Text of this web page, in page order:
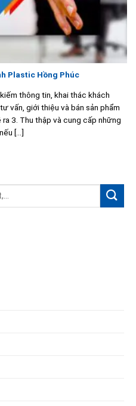
Plastic Hồng Phúc
thông tin, khai thác khách
vấn, giới thiệu và bán sản phẩm
3. Thu thập và cung cấp những
[...]